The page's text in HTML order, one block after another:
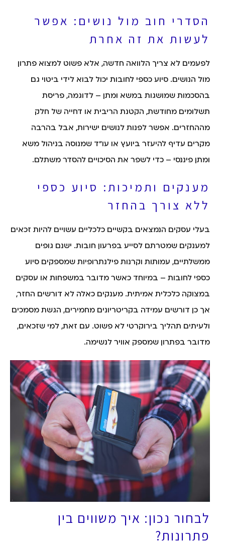
הסדרי חוב מול נושים: אפשר
לעשות את זה אחרת
לפעמים לא צריך הלוואה חדשה, אלא פשוט למצוא פתרון
מול הנושים. סיוע כספי לחובות יכול לבוא לידי ביטוי גם
בהסכמות שמושגות במשא ומתן – לדוגמה, פריסת
תשלומים מחודשת, הקטנת הריבית או דחייה של חלק
מההחזרים. אפשר לפנות לנושים ישירות, אבל בהרבה
מקרים עדיף להיעזר ביועץ או עו"ד שמנוסה בניהול משא
ומתן פיננסי – כדי לשפר את הסיכויים להסדר משתלם.
מענקים ותמיכות: סיוע כספי
ללא צורך בהחזר
בעלי עסקים הנמצאים בקשיים כלכליים עשויים להיות זכאים
למענקים שמטרתם לסייע בפרעון חובות. ישנם גופים
ממשלתיים, עמותות וקרנות פילנתרופיות שמספקים סיוע
כספי לחובות – במיוחד כאשר מדובר במשפחות או עסקים
במצוקה כלכלית אמיתית. מענקים כאלה לא דורשים החזר,
אך כן דורשים עמידה בקריטריונים מחמירים, הגשת מסמכים
ולעיתים תהליך בירוקרטי לא פשוט. עם זאת, למי שזכאים,
מדובר בפתרון שמספק אוויר לנשימה.
לבחור נכון: איך משווים בין
פתרונות?